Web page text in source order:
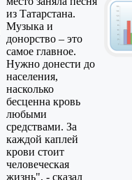
из Татарстана.
Музыка и
донорство – это
самое главное.
Нужно донести до
населения,
насколько
бесценна кровь
любыми
средствами. За
каждой каплей
крови стоит
человеческая
жизнь", - сказал